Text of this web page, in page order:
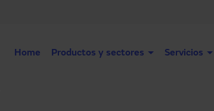
Home Productos y sectores Servicios